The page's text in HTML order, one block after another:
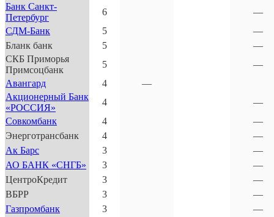
Банк Санкт-
Петербург
6
—
СДМ-Банк
5
—
Бланк банк
5
—
СКБ Приморья
Примсоцбанк
5
—
Авангард
4
—
Акционерный Банк
«РОССИЯ»
4
—
Совкомбанк
4
—
Энерготрансбанк
4
—
Ак Барс
3
—
АО БАНК «СНГБ»
3
—
ЦентроКредит
3
—
ВБРР
3
—
Газпромбанк
3
—